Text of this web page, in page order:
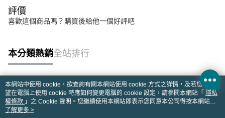
評價
喜歡這個商品嗎？購買後給他一個好評吧
本分類熱銷全站排行
熱門標籤
本網站中使用 cookie，欲查詢有關本網站使用 cookie 方式之詳情，及若您不希
望在電腦上使用 cookie 時應如何變更電腦的 cookie 設定，請參閱本網站「 隱私
權條款 」之 Cookie 聲明。您繼續使用本網站即表示您同意本公司得按本網站使
用條款之 Cookie 聲明使用 cookie。
了解更多 >